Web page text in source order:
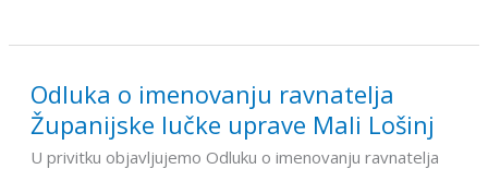
Odluka o imenovanju ravnatelja
Županijske lučke uprave Mali Lošinj
U privitku objavljujemo Odluku o imenovanju ravnatelja
Odluka
o
imenovanju
ravnatelja